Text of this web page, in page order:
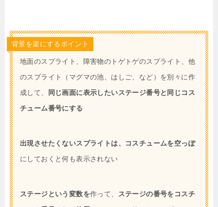
背景を楽にするポイント
地面のスプライト、障害物のトゲトゲのスプライト、他
のスプライト（マグマの池、はしご、など）を別々に作
成して、
同じ画面に表示したいステージ番号と同じコス
チューム番号にする
出現させたくないスプライトは、コスチュームを空っぽ
にしておくと何も表示されない
ステージという変数を作って、
ステージの番号をコスチ